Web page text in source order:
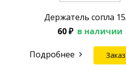
Держатель сопла
60 ₽ в наличии
Подробнее